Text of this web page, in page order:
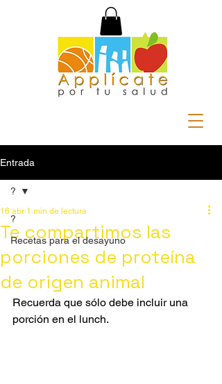
Entrada
?
Recetas para el desayuno
?
Te compartimos las
porciones de proteína
de origen animal
16 abr 1 min de lectura
Recuerda que sólo debe incluir una
porción en el lunch.